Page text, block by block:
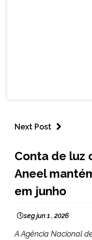
Next Post
CAPELINHA
MINAS
NOTÍCIAS
Conta de luz
Aneel
em junho
seg jun 1 , 2026
A Agência Nacional